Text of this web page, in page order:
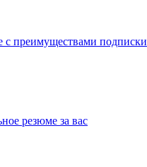
с преимуществами подписки
резюме за вас